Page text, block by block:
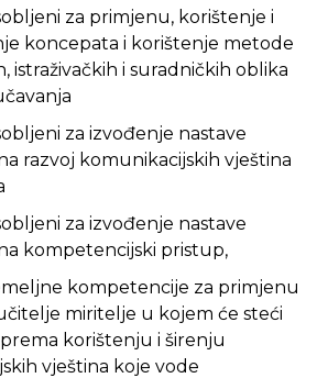
za primjenu, korištenje i
koncepata i korištenje metode
istraživačkih i suradničkih oblika
za izvođenje nastave
razvoj komunikacijskih vještina
za izvođenje nastave
kompetencijski pristup,
kompetencije za primjenu
miritelje u kojem će steći
korištenju i širenju
vještina koje vode